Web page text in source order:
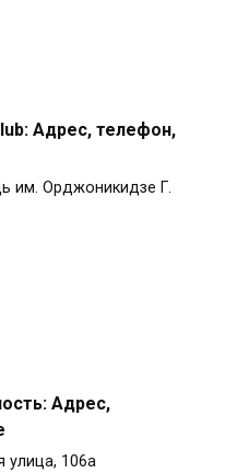
Адрес, телефон,
им. Орджоникидзе Г.
Адрес,
улица, 106а